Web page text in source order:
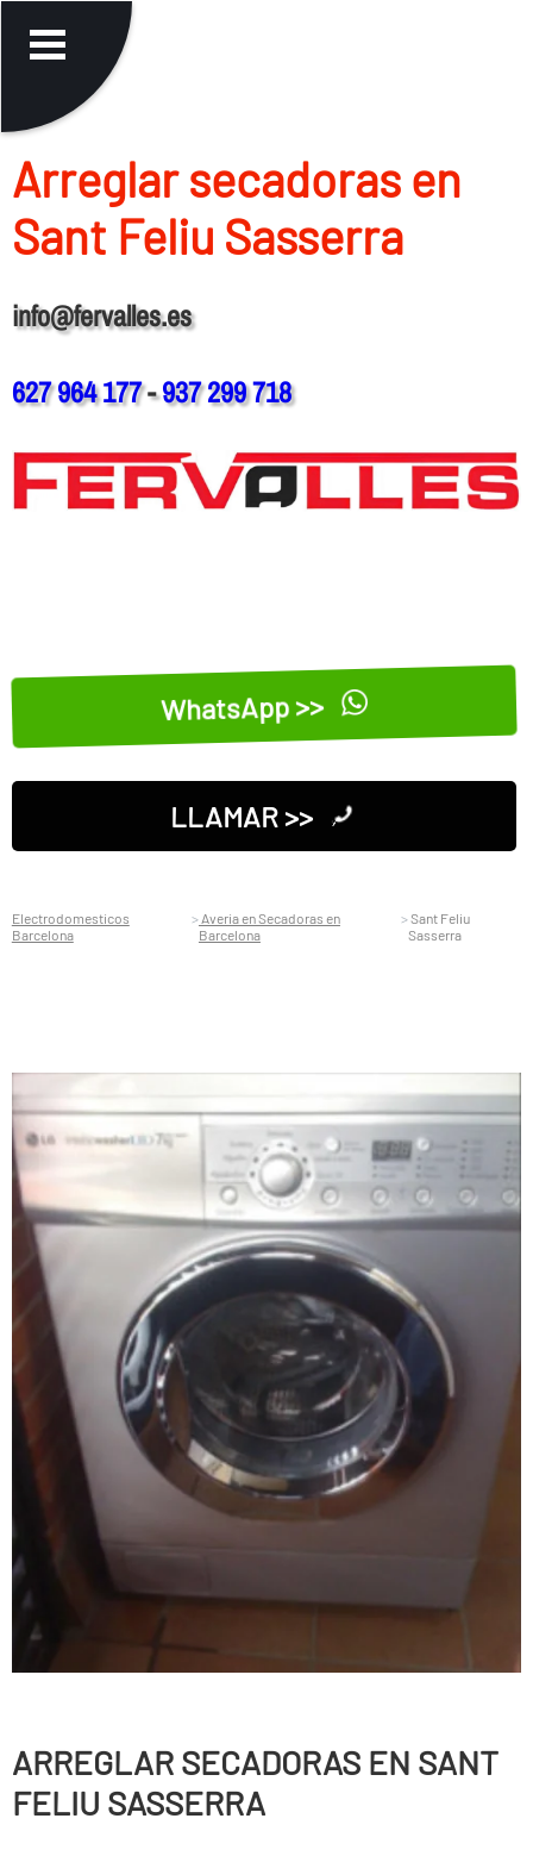
Arreglar secadoras en
Sant Feliu Sasserra
info@fervalles.es
627 964 177-937 299 718
WhatsApp >>
LLAMAR >>
Electrodomesticos
Barcelona
Averia en Secadoras en
Barcelona
Sant Feliu
Sasserra
ARREGLAR SECADORAS EN SANT
FELIU SASSERRA